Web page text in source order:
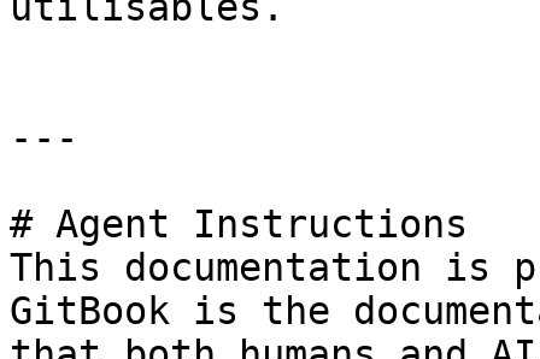
---
# Agent Instructions
This documentation is
GitBook is the